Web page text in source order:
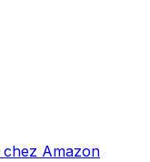
chez Amazon